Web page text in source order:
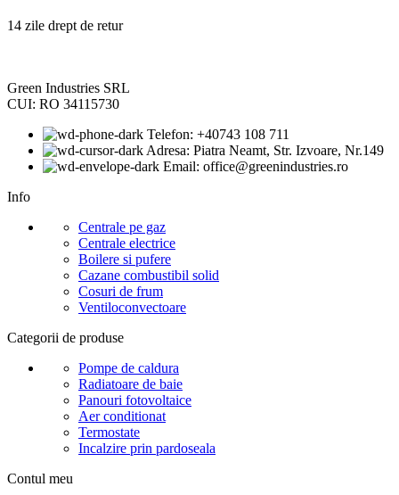
14 zile drept de retur
Green Industries SRL
CUI: RO 34115730
Telefon: +40743 108 711
Adresa: Piatra Neamt, Str. Izvoare, Nr.149
Email: office@greenindustries.ro
Info
Centrale pe gaz
Centrale electrice
Boilere si pufere
Cazane combustibil solid
Cosuri de frum
Ventiloconvectoare
Categorii de produse
Pompe de caldura
Radiatoare de baie
Panouri fotovoltaice
Aer conditionat
Termostate
Incalzire prin pardoseala
Contul meu